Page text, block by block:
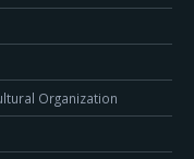
Organization